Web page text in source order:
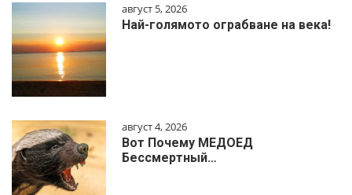
август 5, 2026
Най-голямото ограбване на века!
август 4, 2026
Вот Почему МЕДОЕД
Бессмертный…